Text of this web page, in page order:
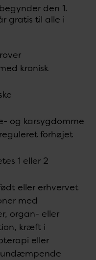
den 1.
gratis til alle i
kronisk
og karsygdomme
forhøjet
1 eller 2
eller erhvervet
med
organ- eller
kræft i
eller